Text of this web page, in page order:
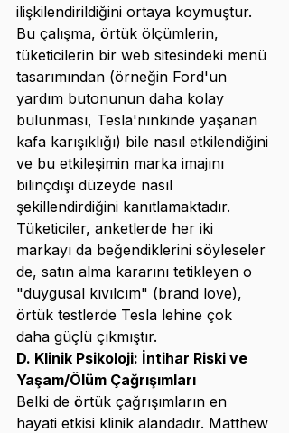
ilişkilendirildiğini ortaya koymuştur.
Bu çalışma, örtük ölçümlerin,
tüketicilerin bir web sitesindeki menü
tasarımından (örneğin Ford'un
yardım butonunun daha kolay
bulunması, Tesla'nınkinde yaşanan
kafa karışıklığı) bile nasıl etkilendiğini
ve bu etkileşimin marka imajını
bilinçdışı düzeyde nasıl
şekillendirdiğini kanıtlamaktadır.
Tüketiciler, anketlerde her iki
markayı da beğendiklerini söyleseler
de, satın alma kararını tetikleyen o
"duygusal kıvılcım" (brand love),
örtük testlerde Tesla lehine çok
daha güçlü çıkmıştır.
D. Klinik Psikoloji: İntihar Riski ve
Yaşam/Ölüm Çağrışımları
Belki de örtük çağrışımların en
hayati etkisi klinik alandadır. Matthew